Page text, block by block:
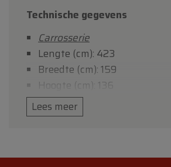
Technische gegevens
Carrosserie
Lengte (cm): 423
Breedte (cm): 159
Hoogte (cm): 136
Wielbasis (cm): 250
Gewicht (kg) : 1040
Lees meer